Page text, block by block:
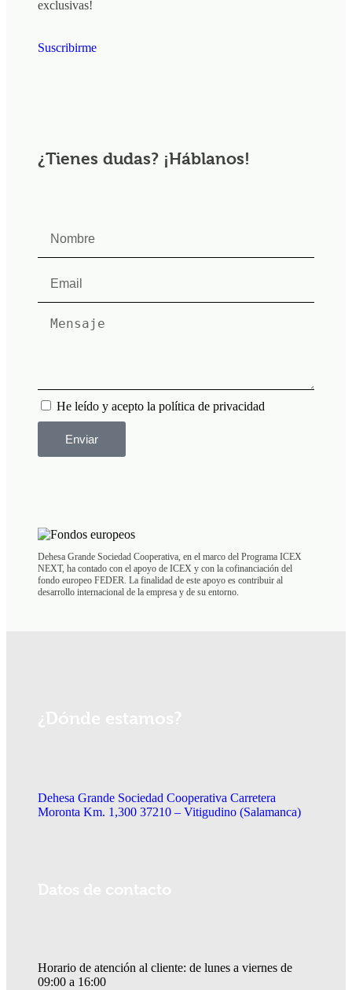
Dehesa Grande Sociedad Cooperativa Carretera
Moronta Km. 1,300 37210 – Vitigudino (Salamanca)
Horario de atención al cliente: de lunes a viernes de
09:00 a 16:00
exclusivas!
Suscribirme
¿Tienes dudas? ¡Háblanos!
He leído y acepto la política de privacidad
Enviar
Dehesa Grande Sociedad Cooperativa, en el marco del Programa ICEX
NEXT, ha contado con el apoyo de ICEX y con la cofinanciación del
fondo europeo FEDER. La finalidad de este apoyo es contribuir al
desarrollo internacional de la empresa y de su entorno.